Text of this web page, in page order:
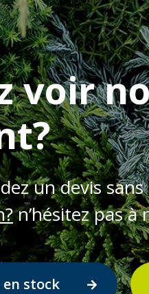
voir
un devis
n’hésitez pas à
stock